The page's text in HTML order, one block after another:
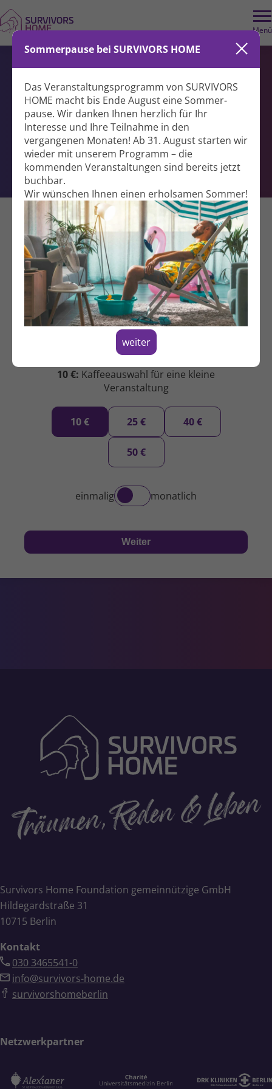
Menü
Sommerpause bei SURVIVORS HOME
Das Veranstaltungs­programm von SURVIVORS
HOME macht bis Ende August eine Sommer­
pause. Wir danken Ihnen herzlich für Ihr
Interesse und Ihre Teil­nahme in den
vergangenen Monaten! Ab 31. August starten wir
wieder mit unserem Programm – die
kommenden Veranstal­tungen sind bereits jetzt
buchbar.
Wir wünschen Ihnen einen erholsamen Sommer!
weiter
Spenden für
Begleitung für Brust­krebs­
patientinnen
10 €: Kaffeeauswahl für eine kleine
Veranstaltung
10 € 25 € 40 €
50 €
einmalig monatlich
Survivors Home Foundation gemeinnützige GmbH
Hildegardstraße 31
10715 Berlin
Kontakt
030 3465541-0
info@survivors-home.de
survivorshomeberlin
Netzwerkpartner